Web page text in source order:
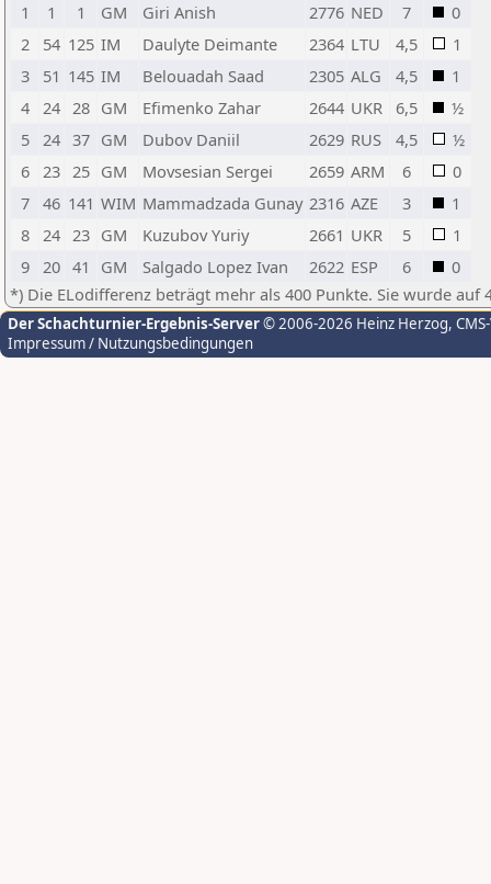
1
1 1 GM Giri Anish 2776 NED 7
0
2
54 125 IM Daulyte Deimante 2364 LTU 4,5
1
3
51 145 IM Belouadah Saad 2305 ALG 4,5
1
4
24 28 GM Efimenko Zahar 2644 UKR 6,5
½
5
24 37 GM Dubov Daniil 2629 RUS 4,5
½
6
23 25 GM Movsesian Sergei 2659 ARM 6
0
7
46 141 WIM Mammadzada Gunay 2316 AZE 3
1
8
24 23 GM Kuzubov Yuriy 2661 UKR 5
1
9
20 41 GM Salgado Lopez Ivan 2622 ESP 6
0
*) Die ELodifferenz beträgt mehr als 400 Punkte. Sie wurde auf
Der Schachturnier-Ergebnis-Server© 2006-2026 Heinz Herzog,
Impressum / Nutzungsbedingungen